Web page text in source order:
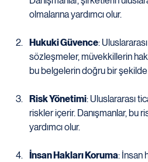
olmalarına yardımcı olur.
Hukuki Güvence:
sözleşmeler, müvekkillerin
bu belgelerin doğru bir şekilde
Risk Yönetimi: Uluslararası
riskler içerir. Danışmanlar, bu
yardımcı olur.
İnsan Hakları Koruma: İnsan